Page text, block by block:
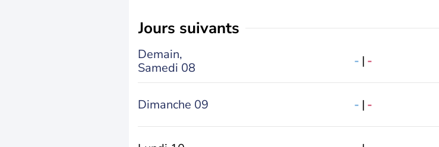
jours suivants
Demain,
Samedi 08
- | -
Dimanche 09 - | -